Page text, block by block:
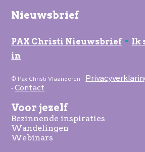
Nieuwsbrief
PAX Christi Nieuwsbrief - Ik
in
© Pax Christi Vlaanderen -
-Contact
Voor jezelf
Bezinnende inspiraties
Wandelingen
Webinars